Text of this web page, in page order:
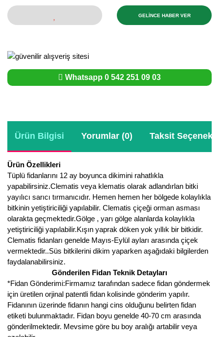
GELİNCE HABER VER
Whatsapp 0 542 251 09 03
Ürün Bilgisi Yorumlar (0) Taksit
Ürün Özellikleri
Tüplü fidanlarını 12 ay boyunca dikimini rahatlıkla
yapabilirsiniz.Clematis veya klematis olarak adlandırlan bitki
yayılıcı sarıcı tırmanıcıdır. Hemen hemen her bölgede kolaylıkla
bitkinin yetiştiriciliği yapılabilir. Clematis çiçeği orman asması
olarakta geçmektedir.Gölge , yarı gölge alanlarda kolaylıkla
yetiştiriciliği yapılabilir.Kışın yaprak döken yok yıllık bir bitkidir.
Clematis fidanları genelde Mayıs-Eylül ayları arasında çiçek
vermektedir..Süs bitkilerini dikim yaparken aşağıdaki bilgilerden
faydalanabilirsiniz.
Gönderilen Fidan Teknik Detayları
*Fidan Gönderimi:Firmamız tarafından sadece fidan göndermek
için üretilen orjinal patentli fidan kolisinde gönderim yapılır.
Fidanının üzerinde fidanın hangi cins olduğunu belirten fidan
etiketi bulunmaktadır. Fidan boyu genelde 40-70 cm arasında
gönderilmektedir. Mevsime göre bu boy aralığı artabilir veya